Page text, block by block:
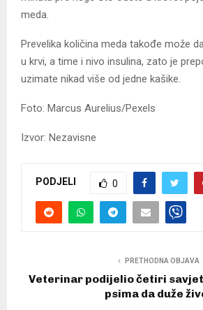
meda.
Prevelika količina meda takođe može
u krvi, a time i nivo insulina, zato je
uzimate nikad više od jedne kašike.
Foto: Marcus Aurelius/Pexels
Izvor: Nezavisne
PODJELI 0
PRETHODNA OBJAVA
Veterinar podijelio četiri
psima da duže